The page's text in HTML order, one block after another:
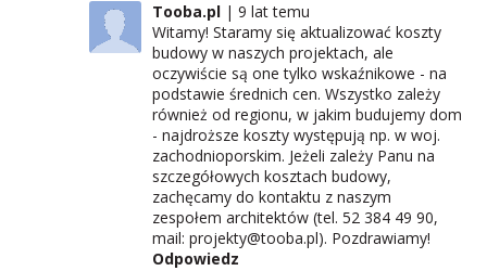
Tooba.pl
9 lat temu
Witamy! Staramy się aktualizować koszty
budowy w naszych projektach, ale
oczywiście są one tylko wskaźnikowe - na
podstawie średnich cen. Wszystko zależy
również od regionu, w jakim budujemy dom
- najdroższe koszty występują np. w woj.
zachodnioporskim. Jeżeli zależy Panu na
szczegółowych kosztach budowy,
zachęcamy do kontaktu z naszym
zespołem architektów (tel. 52 384 49 90,
mail: projekty@tooba.pl). Pozdrawiamy!
Odpowiedz